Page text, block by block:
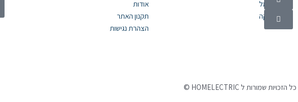
מוצרי חשמל
אלקטרוניקה
אודות
תקנון האתר
הצהרת נגישות
כל הזכויות שמורות ל HOMELECTRIC ©